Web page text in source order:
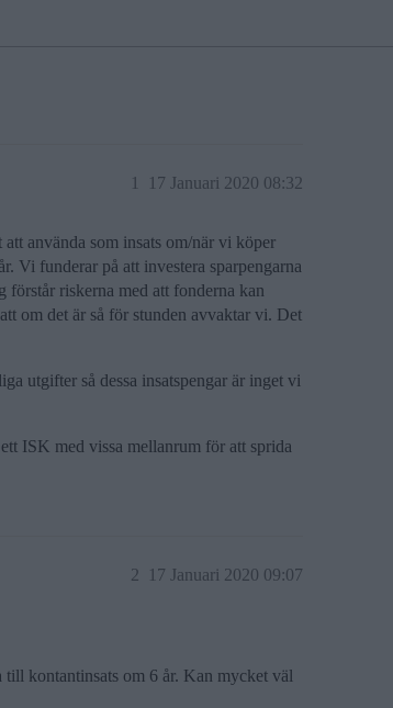
17 Januari 2020 08:32
1
använda som insats om/när vi köper
Vi funderar på att investera sparpengarna
riskerna med att fonderna kan
om det är så för stunden avvaktar vi. Det
utgifter så dessa insatspengar är inget vi
ISK med vissa mellanrum för att sprida
17 Januari 2020 09:07
2
till kontantinsats om 6 år. Kan mycket väl